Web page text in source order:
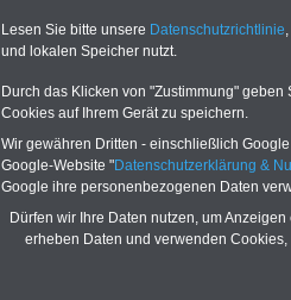
Ablauf eines
mindestens
herangezogen
Lesen Sie bitte unsere Datenschutzrichtlinie
und lokalen Speicher nutzt.
Durch das Klicken von "Zustimmung"
Cookies auf Ihrem Gerät zu speichern.
Wir gewähren Dritten - einschließlich
Google-Website "Datenschutzerklärung &
Google ihre personenbezogenen Daten
Dürfen wir Ihre Daten nutzen, um
erheben Daten und verwenden